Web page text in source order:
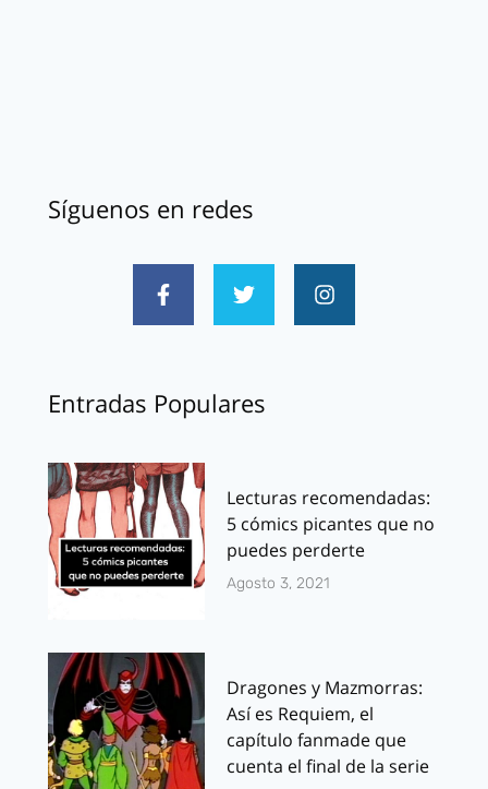
Síguenos en redes
Entradas Populares
Lecturas recomendadas:
5 cómics picantes que no
puedes perderte
Agosto 3, 2021
Dragones y Mazmorras:
Así es Requiem, el
capítulo fanmade que
cuenta el final de la serie